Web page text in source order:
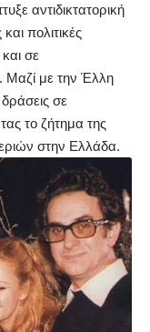
αντιδικτατορική
πολιτικές
σε
Μαζί με την Έλλη
σε
το ζήτημα της
στην Ελλάδα.